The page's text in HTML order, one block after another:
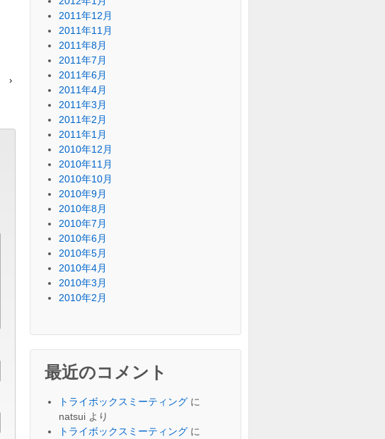
›
2011年12月
2011年11月
2011年8月
2011年7月
2011年6月
2011年4月
2011年3月
2011年2月
2011年1月
2010年12月
2010年11月
2010年10月
2010年9月
2010年8月
2010年7月
2010年6月
2010年5月
2010年4月
2010年3月
2010年2月
最近のコメント
トライボックスミーティングに
natsuiより
トライボックスミーティングに